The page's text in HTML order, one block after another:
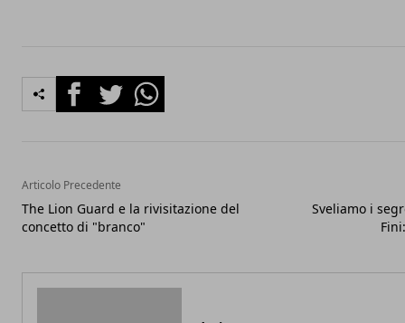
FacebookTwitterWhatsapp
Articolo Precedente
The Lion Guard e la rivisitazione del
concetto di "branco"
Sveliamo i